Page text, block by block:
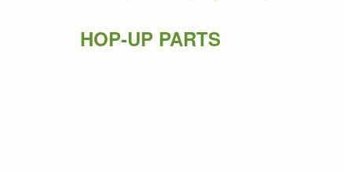
HOP-UP PARTS